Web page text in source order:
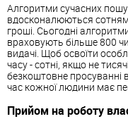
Алгоритми сучасних
вдосконалюються
гроші. Сьогодні
враховують більше 800
видачі. Щоб освоїти
часу - сотні, якщо не
безкоштовне
час кожної людини має
Прийом на роботу